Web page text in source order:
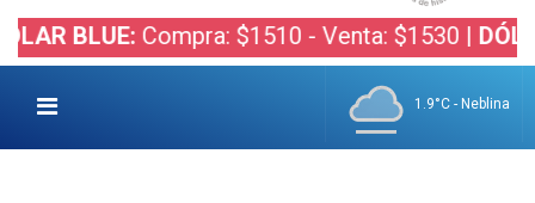
Compra: $1510 - Venta: $1530 |DÓLAR
1.9°C - Neblina